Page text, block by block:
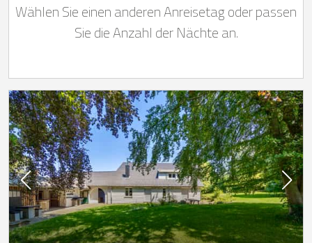
Wählen Sie einen anderen Anreisetag oder passen
Sie die Anzahl der Nächte an.